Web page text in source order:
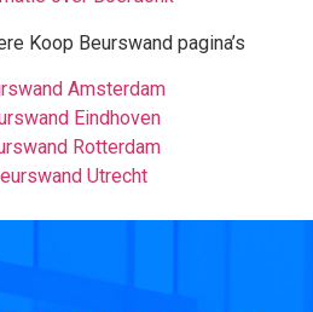
Koop Beurswand pagina’s
Amsterdam
Eindhoven
Rotterdam
Utrecht